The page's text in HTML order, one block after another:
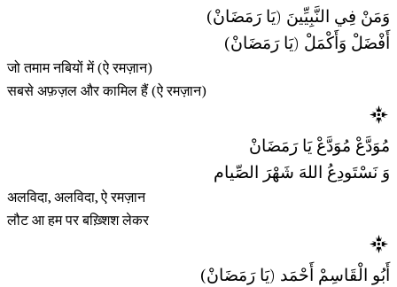
وَمَنْ فِي النَّبِيِّينَ (يَا رَمَضَانْ)
أَفْضَلْ وَأَكْمَلْ (يَا رَمَضَانْ)
जो तमाम नबियों में (ऐ रमज़ान)
सबसे अफ़ज़ल और कामिल हैं (ऐ रमज़ान)
مُوَدَّعْ مُوَدَّعْ يَا رَمَضَانْ
وَ نَسْتَودِعُ اللهَ شَهْرَ الصِّيام
अलविदा, अलविदा, ऐ रमज़ान
लौट आ हम पर बख़्शिश लेकर
أَبُو الْقَاسِمْ أَحْمَد (يَا رَمَضَانْ)